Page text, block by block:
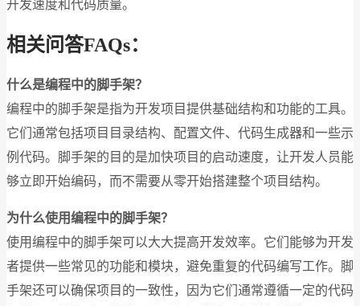
开发速度和代码质量。
相关问答FAQs：
什么是编程中的脚手架？
编程中的脚手架是指为开发项目提供基础结构和功能的工具。
它们通常包括项目目录结构、配置文件、代码生成器和一些示
例代码。脚手架的目的是加快项目的启动速度，让开发人员能
够立即开始编码，而不需要从零开始搭建整个项目结构。
为什么使用编程中的脚手架？
使用编程中的脚手架可以大大提高开发效率。它们能够为开发
者提供一些常见的功能和模块，避免重复的代码编写工作。脚
手架还可以确保项目的一致性，因为它们通常遵循一定的代码